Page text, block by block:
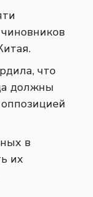
что
должны
в
их